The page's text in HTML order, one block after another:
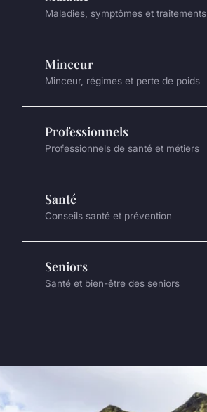
Maladies, symptômes et traitements
Minceur
Minceur, régimes et perte de poids
Professionnels
Professionnels de santé et métiers
Santé
Conseils santé et prévention
Seniors
Santé et bien-être des seniors